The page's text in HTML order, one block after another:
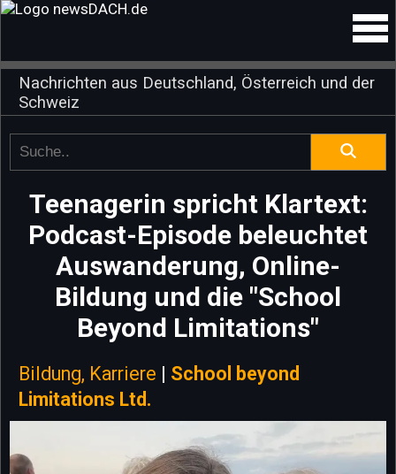
Nachrichten aus Deutschland, Österreich und der
Schweiz
Teenagerin spricht Klartext:
Podcast-Episode beleuchtet
Auswanderung, Online-
Bildung und die "School
Beyond Limitations"
Bildung, Karriere | School beyond
Limitations Ltd.